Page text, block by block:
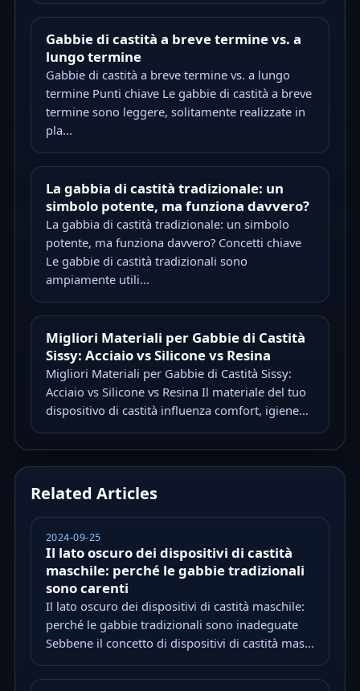
Gabbie di castità a breve termine vs. a
lungo termine
Gabbie di castità a breve termine vs. a lungo
termine Punti chiave Le gabbie di castità a breve
termine sono leggere, solitamente realizzate in
pla...
La gabbia di castità tradizionale: un
simbolo potente, ma funziona davvero?
La gabbia di castità tradizionale: un simbolo
potente, ma funziona davvero? Concetti chiave
Le gabbie di castità tradizionali sono
ampiamente utili...
Migliori Materiali per Gabbie di Castità
Sissy: Acciaio vs Silicone vs Resina
Migliori Materiali per Gabbie di Castità Sissy:
Acciaio vs Silicone vs Resina Il materiale del tuo
dispositivo di castità influenza comfort, igiene...
Related Articles
2024-09-25
Il lato oscuro dei dispositivi di castità
maschile: perché le gabbie tradizionali
sono carenti
Il lato oscuro dei dispositivi di castità maschile:
perché le gabbie tradizionali sono inadeguate
Sebbene il concetto di dispositivi di castità mas...